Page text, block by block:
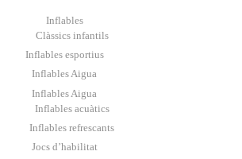
Inflables
Clàssics infantils
Inflables esportius
Inflables Aigua
Inflables Aigua
Inflables acuàtics
Inflables refrescants
Jocs d’habilitat